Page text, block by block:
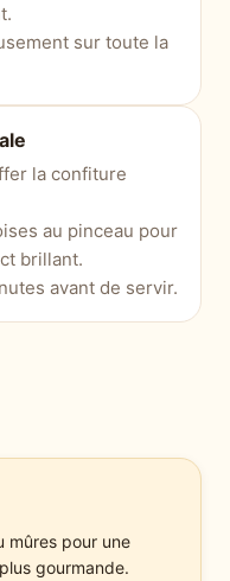
sur toute la
la confiture
au pinceau pour
brillant.
avant de servir.
mûres pour une
gourmande.